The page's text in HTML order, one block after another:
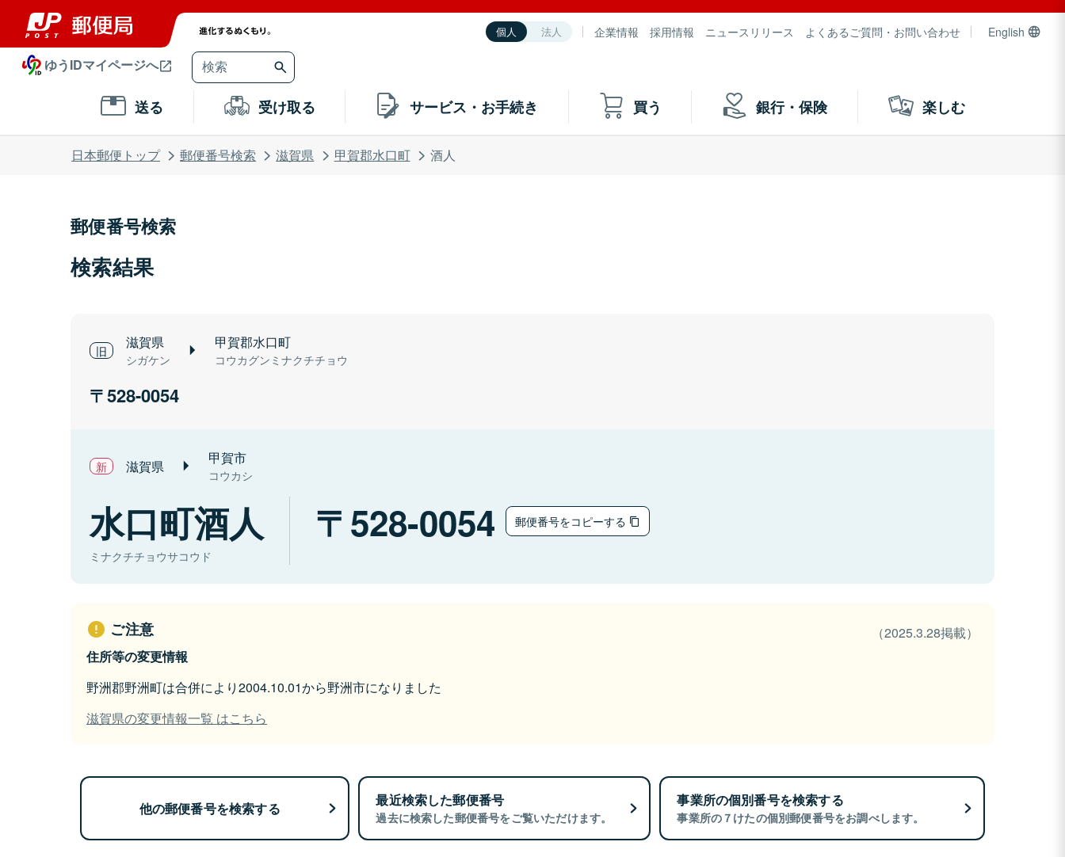
個人 法人 企業情報 採用情報 ニュースリリース よくあるご質問・お問い合わせ English
ゆうIDマイページへ
送る 受け取る サービス・お手続き 買う 銀行・保険 楽しむ
日本郵便トップ 郵便番号検索 滋賀県 甲賀郡水口町 酒人
郵便番号検索
検索結果
滋賀県
シガケン
甲賀郡水口町
コウカグンミナクチチョウ
528-0054
滋賀県 甲賀市
コウカシ
水口町酒人
ミナクチチョウサコウド
528-0054 郵便番号をコピーする
ご注意
（2025.3.28掲載）
住所等の変更情報
野洲郡野洲町は合併により2004.10.01から野洲市になりました
滋賀県の変更情報一覧 はこちら
他の郵便番号を検索する 最近検索した郵便番号
過去に検索した郵便番号をご覧いただけます。
事業所の個別番号を検索する
事業所の７けたの個別郵便番号をお調べします。